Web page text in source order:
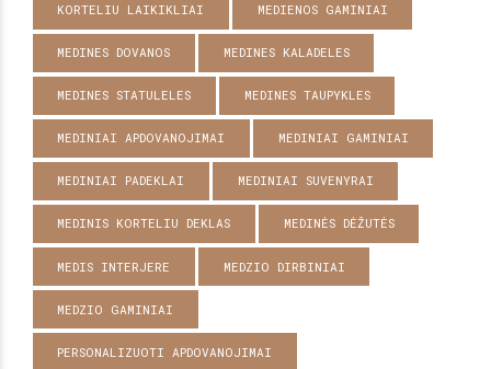
KORTELIU LAIKIKLIAI MEDIENOS GAMINIAI
MEDINES DOVANOS MEDINES KALADELES
MEDINES STATULELES MEDINES TAUPYKLES
MEDINIAI APDOVANOJIMAI MEDINIAI GAMINIAI
MEDINIAI PADEKLAI MEDINIAI SUVENYRAI
MEDINIS KORTELIU DEKLAS MEDINĖS DĖŽUTĖS
MEDIS INTERJERE MEDZIO DIRBINIAI
MEDZIO GAMINIAI
PERSONALIZUOTI APDOVANOJIMAI